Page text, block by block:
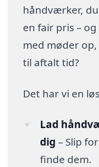
håndværker,
en fair pris –
med møder
til aftalt tid?
Det har vi en
Lad
dig – Slip
finde dem.